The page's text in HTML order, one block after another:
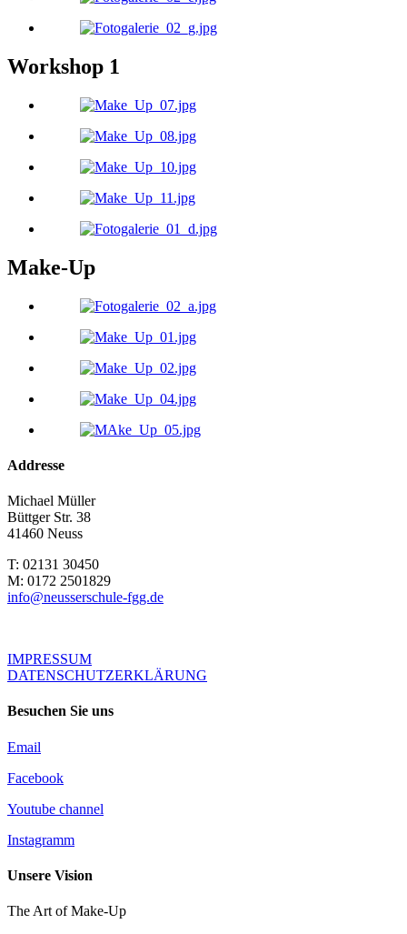
Workshop 1
Make-Up
Addresse
Michael Müller
Büttger Str. 38
41460 Neuss
T: 02131 30450
M: 0172 2501829
info@neusserschule-fgg.de
IMPRESSUM
DATENSCHUTZERKLÄRUNG
Besuchen Sie uns
Email
Facebook
Youtube channel
Instagramm
Unsere Vision
The Art of Make-Up